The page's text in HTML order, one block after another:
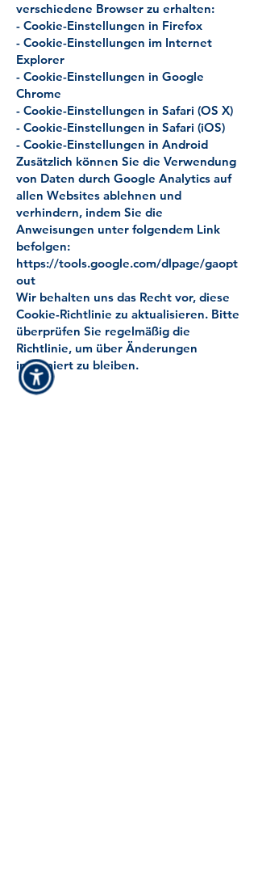
verschiedene Browser zu erhalten:
- Cookie-Einstellungen in Firefox
- Cookie-Einstellungen im Internet
Explorer
- Cookie-Einstellungen in Google
Chrome
- Cookie-Einstellungen in Safari (OS X)
- Cookie-Einstellungen in Safari (iOS)
- Cookie-Einstellungen in Android
Zusätzlich können Sie die Verwendung
von Daten durch Google Analytics auf
allen Websites ablehnen und
verhindern, indem Sie die
Anweisungen unter folgendem Link
befolgen:
https://tools.google.com/dlpage/gaopt
out
Wir behalten uns das Recht vor, diese
Cookie-Richtlinie zu aktualisieren. Bitte
überprüfen Sie regelmäßig die
Richtlinie, um über Änderungen
informiert zu bleiben.